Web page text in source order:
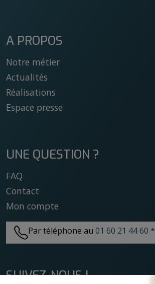
A PROPOS
Notre métier
Actualités
Réalisations
Espace presse
UNE QUESTION ?
FAQ
Contact
Mon compte
Par téléphone au01 60 21 44 60 *
SUIVEZ-NOUS !